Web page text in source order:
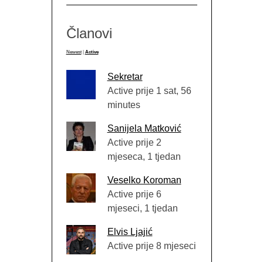
Članovi
Newest Active
Sekretar
Active prije 1 sat, 56
minutes
Sanijela Matković
Active prije 2
mjeseca, 1 tjedan
Veselko Koroman
Active prije 6
mjeseci, 1 tjedan
Elvis Ljajić
Active prije 8 mjeseci